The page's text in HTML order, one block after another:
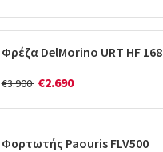
Φρέζα DelMorino URT HF 168
€3.900 €2.690
Φορτωτής Paouris FLV500